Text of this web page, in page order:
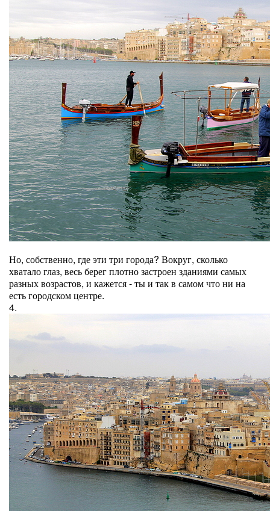
Но, собственно, где эти три города? Вокруг, сколько
хватало глаз, весь берег плотно застроен зданиями самых
разных возрастов, и кажется - ты и так в самом что ни на
есть городском центре.
4.